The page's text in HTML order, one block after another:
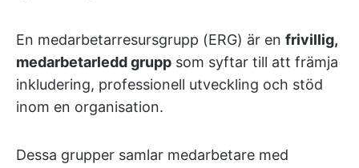
En medarbetarresursgrupp (ERG) är en frivillig,
medarbetarledd grupp som syftar till att främja
inkludering, professionell utveckling och stöd
inom en organisation.
Dessa grupper samlar medarbetare med